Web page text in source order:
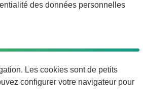
des données personnelles
Les cookies sont de petits
configurer votre navigateur pour